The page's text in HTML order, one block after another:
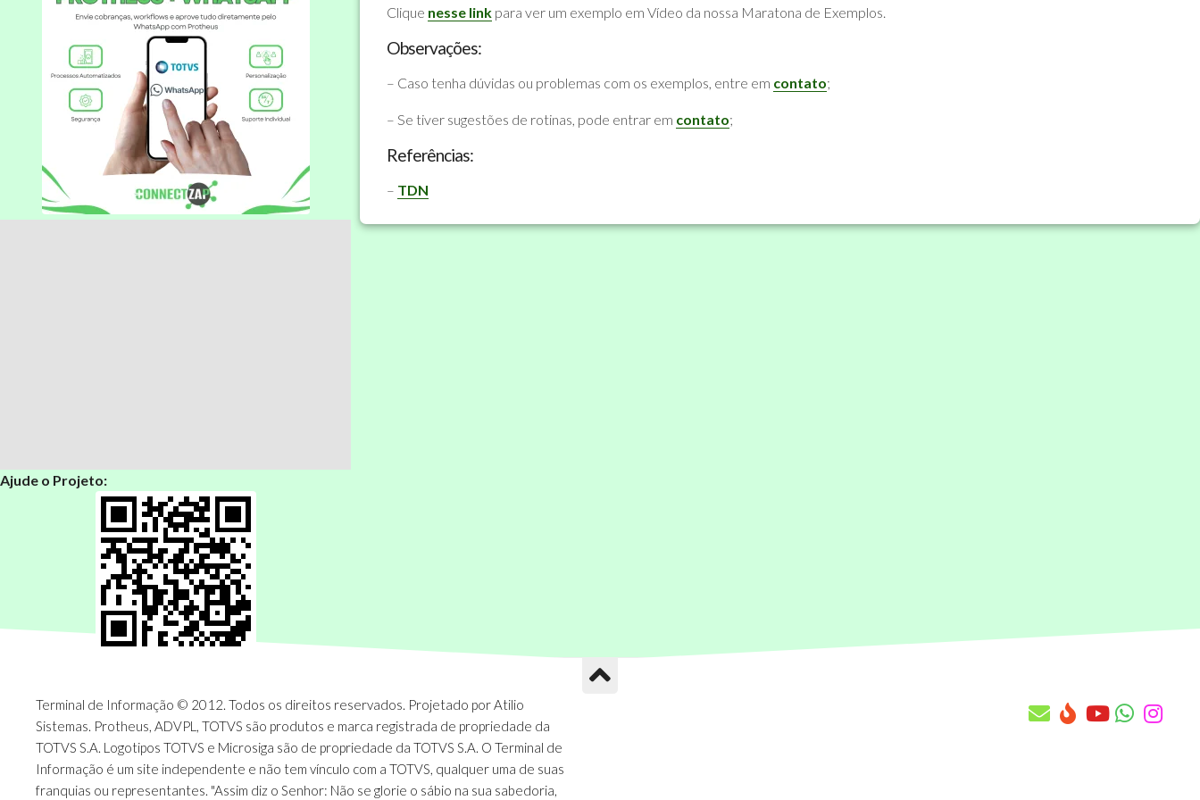
Clique nesse link para ver um exemplo em Vídeo da nossa Maratona de Exemplos.
Observações:
– Caso tenha dúvidas ou problemas com os exemplos, entre em contato;
– Se tiver sugestões de rotinas, pode entrar em contato;
Referências:
– TDN
Ajude o Projeto:
Terminal de Informação © 2012. Todos os direitos reservados. Projetado por Atilio
Sistemas. Protheus, ADVPL, TOTVS são produtos e marca registrada de propriedade da
TOTVS S.A. Logotipos TOTVS e Microsiga são de propriedade da TOTVS S.A. O Terminal de
Informação é um site independente e não tem vínculo com a TOTVS, qualquer uma de suas
franquias ou representantes. "Assim diz o Senhor: Não se glorie o sábio na sua sabedoria,